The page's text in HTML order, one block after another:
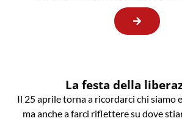
La festa della
Il 25 aprile torna a ricordarci chi siamo
ma anche a farci riflettere su dove